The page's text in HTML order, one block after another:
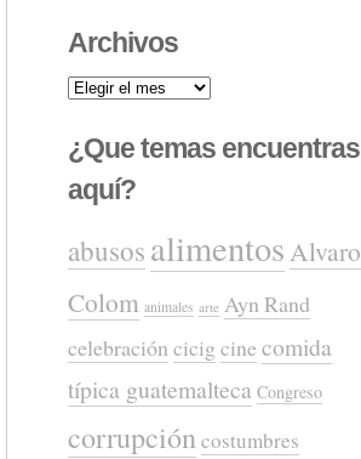
Archivos
Archivos
¿Que temas encuentras
aquí?
abusos alimentosAlvaro
Colom animales arte Ayn Rand
celebración cicig cine comida
típica guatemalteca Congreso
corrupcióncostumbres